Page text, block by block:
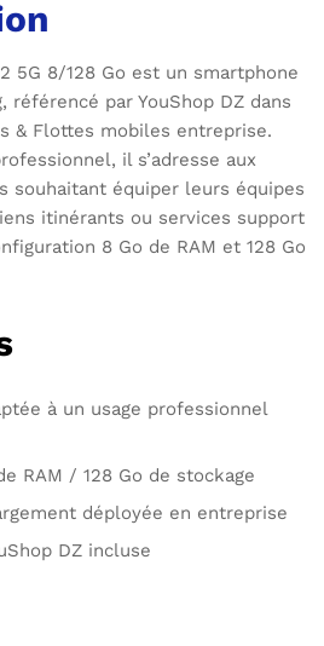
5G 8/128 Go est un smartphone
référencé par YouShop DZ dans
& Flottes mobiles entreprise.
il s’adresse aux
souhaitant équiper leurs équipes
itinérants ou services support
8 Go de RAM et 128 Go
à un usage professionnel
RAM / 128 Go de stockage
déployée en entreprise
DZ incluse